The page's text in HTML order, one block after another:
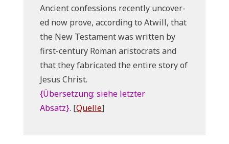
Anci­ent con­fes­si­ons recent­ly unco­ver­
ed now pro­ve, accor­ding to Atwill, that
the New Testa­ment was writ­ten by
first-cen­tu­ry Roman ari­sto­crats and
that they fab­ri­ca­ted the enti­re sto­ry of
Jesus Christ.
{Über­set­zung: sie­he letz­ter
Absatz}. [Quel­le]